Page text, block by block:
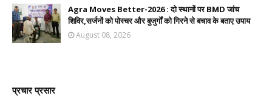
Agra Moves Better-2026 : दो स्थानों पर BMD जांच
शिविर,सर्जनों को पोस्चर और बुजुर्गों को गिरने से बचाव के बताए उपाय
August 08, 2026
प्रचार प्रसार